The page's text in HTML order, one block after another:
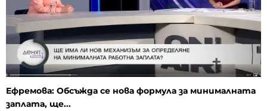
Ефремова: Обсъжда се нова формула за минималната
заплата, ще...